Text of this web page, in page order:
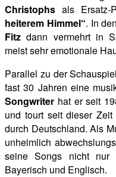
Christophs als Ersatz-
heiterem Himmel“. In
Fitz dann vermehrt in
meist sehr emotionale
Parallel zu der
fast 30 Jahren eine
Songwriter hat er seit
und tourt seit dieser
durch Deutschland. Als
unheimlich
seine Songs nicht nur
Bayerisch und Englisch.